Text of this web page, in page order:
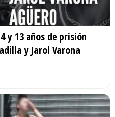
y 13 años de prisión
y Jarol Varona